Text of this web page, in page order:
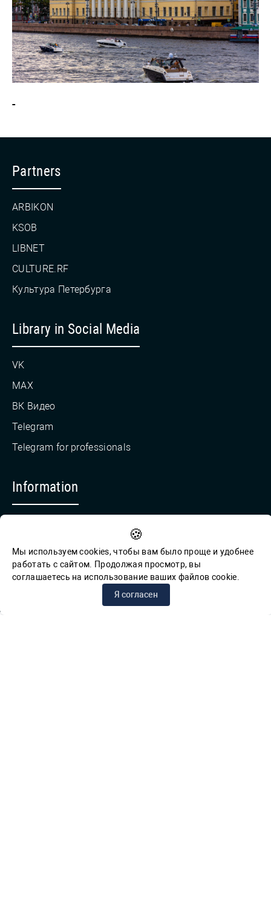
-
Partners
ARBIKON
KSOB
LIBNET
CULTURE.RF
Культура Петербурга
Library in Social Media
VK
MAX
ВК Видео
Telegram
Telegram for professionals
Information
Feedback for reports of corruption
© СПб ГБУК ГСЦБС, 2012-2026 гг.
🍪
Мы используем cookies, чтобы вам было проще и удобнее
работать с сайтом. Продолжая просмотр, вы
соглашаетесь на использование ваших файлов cookie.
Я согласен